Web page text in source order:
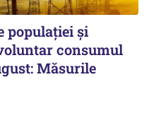
populației și
consumul
Măsurile